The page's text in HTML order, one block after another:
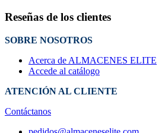
Reseñas de los clientes
SOBRE NOSOTROS
Acerca de ALMACENES ELITE
Accede al catálogo
ATENCIÓN AL CLIENTE
Contáctanos